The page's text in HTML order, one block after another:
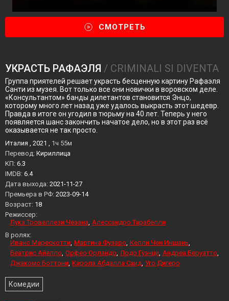
СМОТРЕТЬ
УКРАСТЬ РАФАЭЛЯ / CRIMINALI SI DIVENTA
Группа приятелей решает украсть бесценную картину Рафаэля
Санти из музея. Вот только все они новички в воровском деле.
«Консультантом» банды дилетантов становится Энцо,
которому много лет назад уже удалось выкрасть этот шедевр.
Правда в итоге он угодил в тюрьму на 40 лет. Теперь у него
появляется шанс закончить начатое дело, но в этот раз всё
оказывается не так просто.
Италия , 2021 , 1ч 55м
Перевод: Кириллица
KП: 6.3
IMDB: 6.4
Дата выхода: 2021-11-27
Премьера в РФ: 2023-09-14
Возраст: 18
Режиссер:
Лука Тровеллези Чезана Алессандро Тарабелли
В ролях:
Ивано Марескотти Мартина Фузаро Келли Чен Иншань
Беатрис Айелло Орфео Орландо Лодо Гуэнци Андреа Беруатто
Джакомо Боттони Карола Абдалла Саид Уго Дигеро
Комедии